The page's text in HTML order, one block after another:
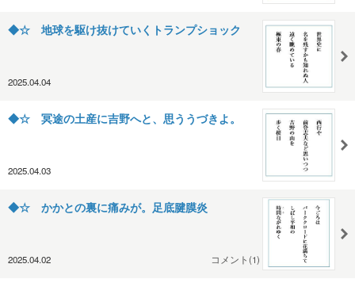
◆☆ 地球を駆け抜けていくトランプショック
2025.04.04
◆☆ 冥途の土産に吉野へと、思ううづきよ。
2025.04.03
◆☆ かかとの裏に痛みが。足底腱膜炎
2025.04.02 コメント(1)